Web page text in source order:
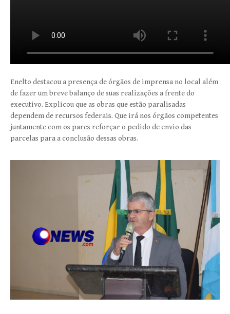
Enelto destacou a presença de órgãos de imprensa no local além
de fazer um breve balanço de suas realizações a frente do
executivo. Explicou que as obras que estão paralisadas
dependem de recursos federais. Que irá nos órgãos competentes
juntamente com os pares reforçar o pedido de envio das
parcelas para a conclusão dessas obras.